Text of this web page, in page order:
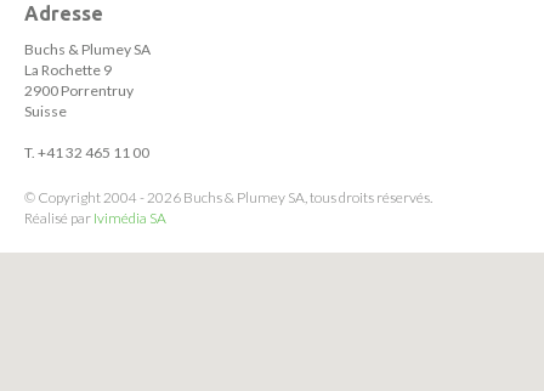
Adresse
Buchs & Plumey SA
La Rochette 9
2900 Porrentruy
Suisse
T. +41 32 465 11 00
© Copyright 2004 - 2026 Buchs & Plumey SA, tous droits réservés.
Réalisé par Ivimédia SA